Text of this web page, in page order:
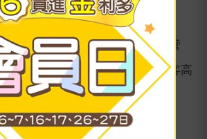
見面，內向者更適合面對能密切管
質客戶進行銷售。帶給少數顧客高
向者更擅長的方法。